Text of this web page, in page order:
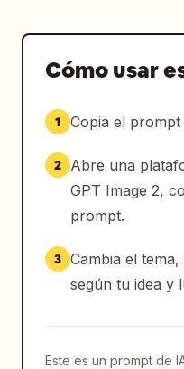
Cómo usar
1 Copia el
2
Abre una
GPT Image 2,
prompt.
3 Cambia el
según tu idea y
Este es un prompt de